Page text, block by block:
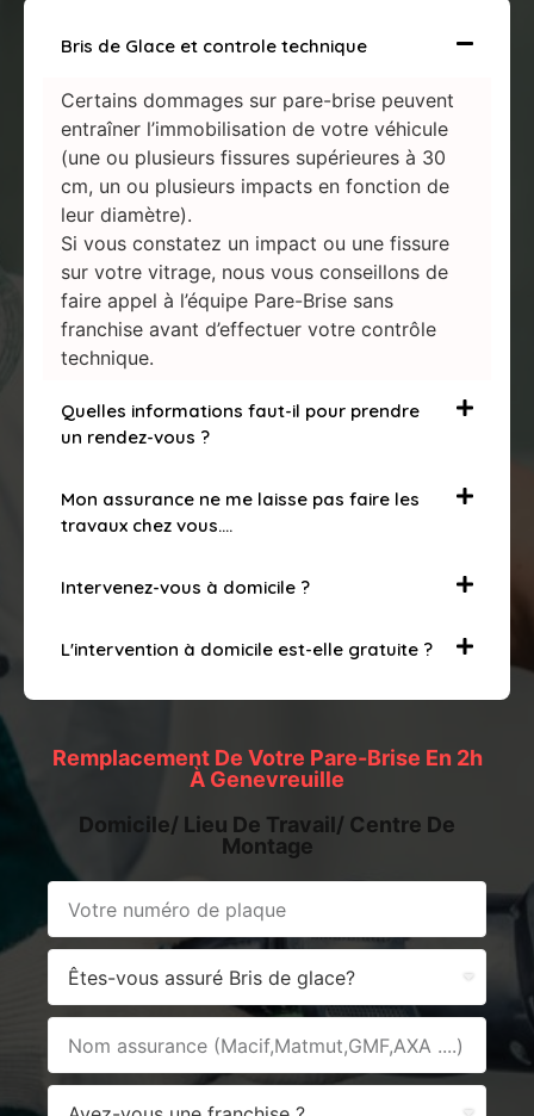
Bris de Glace et controle technique
Certains dommages sur pare-brise peuvent
entraîner l’immobilisation de votre véhicule
(une ou plusieurs fissures supérieures à 30
cm, un ou plusieurs impacts en fonction de
leur diamètre).
Si vous constatez un impact ou une fissure
sur votre vitrage, nous vous conseillons de
faire appel à l’équipe Pare-Brise sans
franchise avant d’effectuer votre contrôle
technique.
Quelles informations faut-il pour prendre
un rendez-vous ?
Mon assurance ne me laisse pas faire les
travaux chez vous….
Intervenez-vous à domicile ?
L'intervention à domicile est-elle gratuite ?
Remplacement De Votre Pare-Brise En 2h
À Genevreuille
Domicile/ Lieu De Travail/ Centre De
Montage